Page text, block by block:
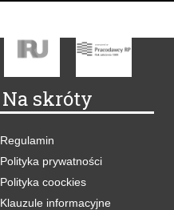
Na skróty
Regulamin
Polityka prywatności
Polityka coockies
Klauzule informacyjne